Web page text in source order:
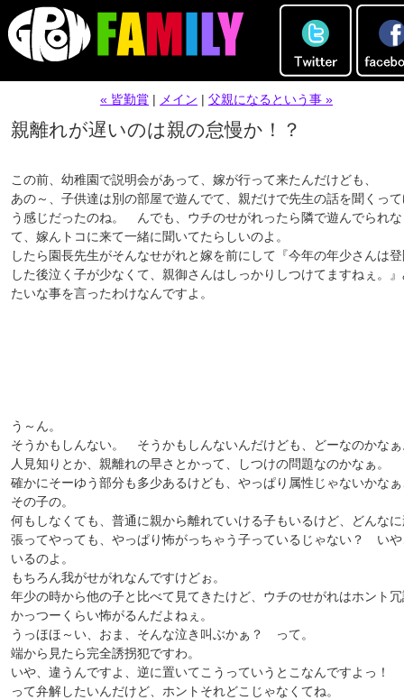
« 皆勤賞 | メイン | 父親になるという事 »
親離れが遅いのは親の怠慢か！？
この前、幼稚園で説明会があって、嫁が行って来たんだけども、
あの～、子供達は別の部屋で遊んでて、親だけで先生の話を聞くっ
う感じだったのね。 んでも、ウチのせがれったら隣で遊んでられ
て、嫁んトコに来て一緒に聞いてたらしいのよ。
したら園長先生がそんなせがれと嫁を前にして『今年の年少さんは
した後泣く子が少なくて、親御さんはしっかりしつけてますねぇ。
たいな事を言ったわけなんですよ。
う～ん。
そうかもしんない。 そうかもしんないんだけども、どーなのかな
人見知りとか、親離れの早さとかって、しつけの問題なのかなぁ。
確かにそーゆう部分も多少あるけども、やっぱり属性じゃないかな
その子の。
何もしなくても、普通に親から離れていける子もいるけど、どんな
張ってやっても、やっぱり怖がっちゃう子っているじゃない？ い
いるのよ。
もちろん我がせがれなんですけどぉ。
年少の時から他の子と比べて見てきたけど、ウチのせがれはホント
かっつーくらい怖がるんだよねぇ。
うっほほ～い、おま、そんな泣き叫ぶかぁ？ って。
端から見たら完全誘拐犯ですわ。
いや、違うんですよ、逆に置いてこうっていうとこなんですよっ！
って弁解したいんだけど、ホントそれどこじゃなくてね。